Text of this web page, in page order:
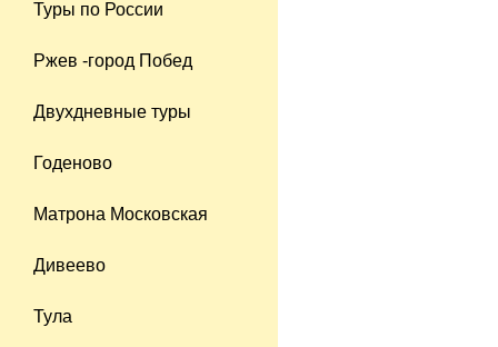
Туры по России
Ржев -город Побед
Двухдневные туры
Годеново
Матрона Московская
Дивеево
Тула